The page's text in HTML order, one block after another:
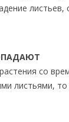
со
листьями,